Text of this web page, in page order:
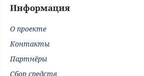
Информация
О проекте
Контакты
Партнёры
Сбор средств